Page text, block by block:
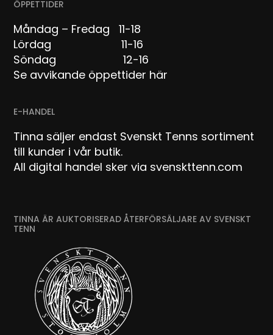
ÖPPETTIDER
Måndag – Fredag 11-18
Lördag 11-16
Söndag 12-16
Se avvikande öppettider här
E-HANDEL
Tinna säljer endast Svenskt Tenns sortiment
till kunder i vår butik.
All digital handel sker via svenskttenn.com
TINNA ÄR AUKTORISERAD ÅTERFÖRSÄLJARE AV SVENSKT
TENN